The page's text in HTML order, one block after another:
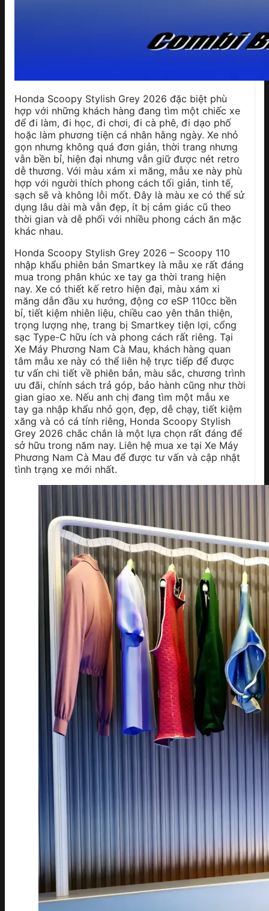
Honda Scoopy Stylish Grey 2026 đặc biệt phù
hợp với những khách hàng đang tìm một chiếc xe
để đi làm, đi học, đi chơi, đi cà phê, đi dạo phố
hoặc làm phương tiện cá nhân hằng ngày. Xe nhỏ
gọn nhưng không quá đơn giản, thời trang nhưng
vẫn bền bỉ, hiện đại nhưng vẫn giữ được nét retro
dễ thương. Với màu xám xi măng, mẫu xe này phù
hợp với người thích phong cách tối giản, tinh tế,
sạch sẽ và không lỗi mốt. Đây là màu xe có thể sử
dụng lâu dài mà vẫn đẹp, ít bị cảm giác cũ theo
thời gian và dễ phối với nhiều phong cách ăn mặc
khác nhau.
Honda Scoopy Stylish Grey 2026 – Scoopy 110
nhập khẩu phiên bản Smartkey là mẫu xe rất đáng
mua trong phân khúc xe tay ga thời trang hiện
nay. Xe có thiết kế retro hiện đại, màu xám xi
măng dẫn đầu xu hướng, động cơ eSP 110cc bền
bỉ, tiết kiệm nhiên liệu, chiều cao yên thân thiện,
trọng lượng nhẹ, trang bị Smartkey tiện lợi, cổng
sạc Type-C hữu ích và phong cách rất riêng. Tại
Xe Máy Phương Nam Cà Mau, khách hàng quan
tâm mẫu xe này có thể liên hệ trực tiếp để được
tư vấn chi tiết về phiên bản, màu sắc, chương trình
ưu đãi, chính sách trả góp, bảo hành cũng như thời
gian giao xe. Nếu anh chị đang tìm một mẫu xe
tay ga nhập khẩu nhỏ gọn, đẹp, dễ chạy, tiết kiệm
xăng và có cá tính riêng, Honda Scoopy Stylish
Grey 2026 chắc chắn là một lựa chọn rất đáng để
sở hữu trong năm nay. Liên hệ mua xe tại Xe Máy
Phương Nam Cà Mau để được tư vấn và cập nhật
tình trạng xe mới nhất.